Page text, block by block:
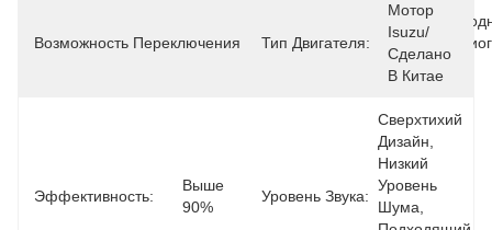
Возможность Переключения Между Видами Топлива:
Газ/
СУГ
Тип Двигателя:
Мотор
Isuzu/
Сделано
В Китае
Эффективность:
Выше
90%
Уровень Звука:
Сверхтихий
Дизайн,
Низкий
Уровень
Шума,